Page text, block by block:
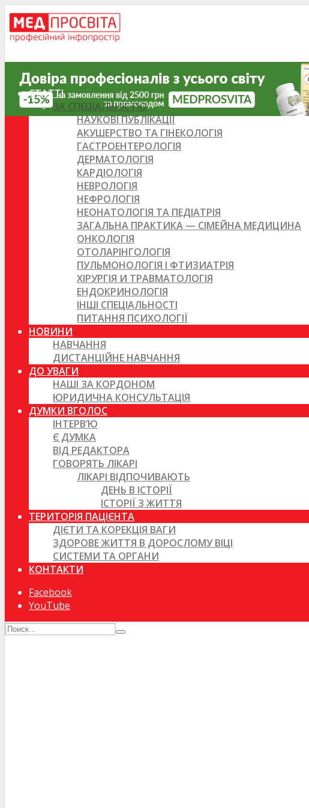
СТАТТІ
ЗА СПЕЦІАЛЬНІСТЮ
НАУКОВІ ПУБЛІКАЦІЇ
АКУШЕРСТВО ТА ГІНЕКОЛОГІЯ
ГАСТРОЕНТЕРОЛОГІЯ
ДЕРМАТОЛОГІЯ
КАРДІОЛОГІЯ
НЕВРОЛОГІЯ
НЕФРОЛОГІЯ
НЕОНАТОЛОГІЯ ТА ПЕДІАТРІЯ
ЗАГАЛЬНА ПРАКТИКА — СІМЕЙНА МЕДИЦИНА
ОНКОЛОГІЯ
ОТОЛАРІНГОЛОГІЯ
ПУЛЬМОНОЛОГІЯ І ФТИЗИАТРІЯ
ХІРУРГІЯ И ТРАВМАТОЛОГІЯ
ЕНДОКРИНОЛОГІЯ
ІНШІ СПЕЦІАЛЬНОСТІ
ПИТАННЯ ПСИХОЛОГІЇ
НОВИНИ
НАВЧАННЯ
ДИСТАНЦІЙНЕ НАВЧАННЯ
ДО УВАГИ
НАШІ ЗА КОРДОНОМ
ЮРИДИЧНА КОНСУЛЬТАЦІЯ
ДУМКИ ВГОЛОС
ІНТЕРВ’Ю
Є ДУМКА
ВІД РЕДАКТОРА
ГОВОРЯТЬ ЛІКАРІ
ЛІКАРІ ВІДПОЧИВАЮТЬ
ДЕНЬ В ІСТОРІЇ
ІСТОРІЇ З ЖИТТЯ
ТЕРИТОРІЯ ПАЦІЄНТА
ДІЄТИ ТА КОРЕКЦІЯ ВАГИ
ЗДОРОВЕ ЖИТТЯ В ДОРОСЛОМУ ВІЦІ
СИСТЕМИ ТА ОРГАНИ
КОНТАКТИ
Facebook
YouTube